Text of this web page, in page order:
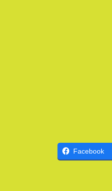
Facebook